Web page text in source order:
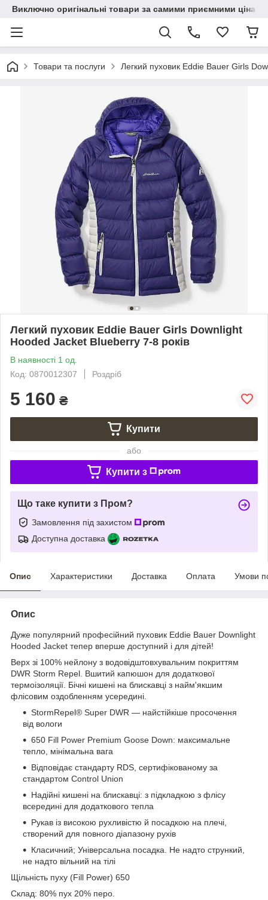
Виключно оригінальні товари за самими приємними
Товари та послуги Легкий пуховик Eddie Bauer Girls
Легкий пуховик Eddie Bauer Girls Downlight
Hooded Jacket Blueberry 7-8 років
В наявності 1 од.
Код: 0870012307
Роздріб
5 160 ₴
Купити
або
Купити з
Що таке купити з Пром?
Замовлення під захистом
Доступна доставка
Опис Характеристики Доставка Оплата Умови
Опис
Дуже популярний професійний пуховик Eddie Bauer Downlight
Hooded Jacket тепер вперше доступний і для дітей!
Верх зі 100% нейлону з водовідштовхувальним покриттям
DWR Storm Repel. Вшитий капюшон для додаткової
термоізоляції. Бічні кишені на блискавці з найм'якшим
флісовим оздобленням усередині.
StormRepel® Super DWR — найстійкіше просочення
від вологи
650 Fill Power Premium Goose Down: максимальне
тепло, мінімальна вага
Відповідає стандарту RDS, сертифікованому за
стандартом Control Union
Надійні кишені на блискавці: з підкладкою з флісу
всередині для додаткового тепла
Рукав із високою рухливістю й посадкою на плечі,
створений для повного діапазону рухів
Класичний; Універсальна посадка. Не надто стрункий,
не надто вільний на тілі
Щільність пуху (Fill Power) 650
Склад: 80% пух 20% перо.